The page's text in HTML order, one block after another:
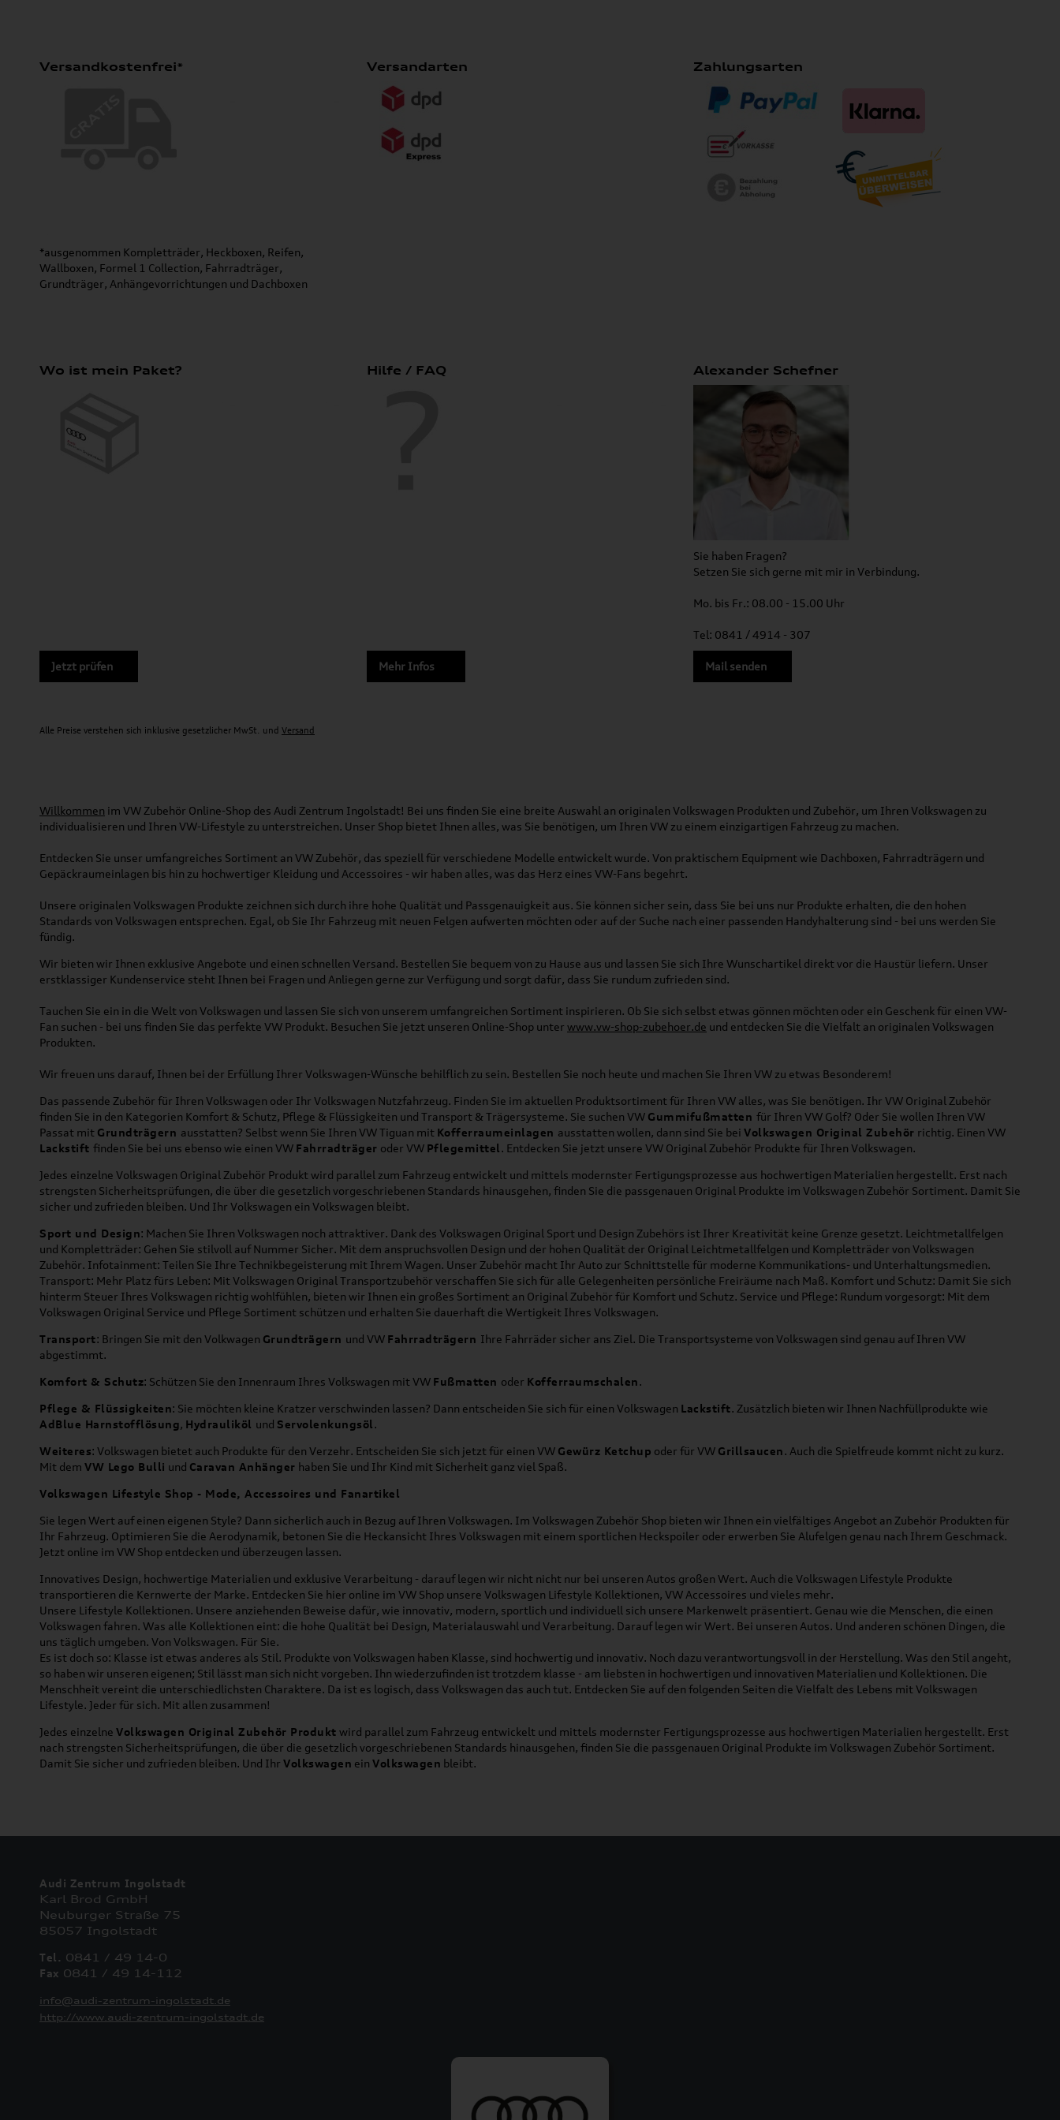
Versandkostenfrei*
*ausgenommen Kompletträder, Heckboxen, Reifen,
Wallboxen, Formel 1 Collection, Fahrradträger,
Grundträger, Anhängevorrichtungen und Dachboxen
Versandarten Zahlungsarten
Wo ist mein Paket?
Jetzt prüfen
Hilfe / FAQ
Mehr Infos
Alexander Schefner
Sie haben Fragen?
Setzen Sie sich gerne mit mir in Verbindung.
Mo. bis Fr.: 08.00 - 15.00 Uhr
Tel: 0841 / 4914 - 307
Mail senden
Alle Preise verstehen sich inklusive gesetzlicher MwSt. und Versand
Willkommen im VW Zubehör Online-Shop des Audi Zentrum Ingolstadt! Bei uns finden Sie eine breite Auswahl an originalen Volkswagen Produkten und Zubehör, um Ihren Volkswagen zu
individualisieren und Ihren VW-Lifestyle zu unterstreichen. Unser Shop bietet Ihnen alles, was Sie benötigen, um Ihren VW zu einem einzigartigen Fahrzeug zu machen.
Entdecken Sie unser umfangreiches Sortiment an VW Zubehör, das speziell für verschiedene Modelle entwickelt wurde. Von praktischem Equipment wie Dachboxen, Fahrradträgern und
Gepäckraumeinlagen bis hin zu hochwertiger Kleidung und Accessoires - wir haben alles, was das Herz eines VW-Fans begehrt.
Unsere originalen Volkswagen Produkte zeichnen sich durch ihre hohe Qualität und Passgenauigkeit aus. Sie können sicher sein, dass Sie bei uns nur Produkte erhalten, die den hohen
Standards von Volkswagen entsprechen. Egal, ob Sie Ihr Fahrzeug mit neuen Felgen aufwerten möchten oder auf der Suche nach einer passenden Handyhalterung sind - bei uns werden Sie
fündig.
Wir bieten wir Ihnen exklusive Angebote und einen schnellen Versand. Bestellen Sie bequem von zu Hause aus und lassen Sie sich Ihre Wunschartikel direkt vor die Haustür liefern. Unser
erstklassiger Kundenservice steht Ihnen bei Fragen und Anliegen gerne zur Verfügung und sorgt dafür, dass Sie rundum zufrieden sind.
Tauchen Sie ein in die Welt von Volkswagen und lassen Sie sich von unserem umfangreichen Sortiment inspirieren. Ob Sie sich selbst etwas gönnen möchten oder ein Geschenk für einen VW-
Fan suchen - bei uns finden Sie das perfekte VW Produkt. Besuchen Sie jetzt unseren Online-Shop unter www.vw-shop-zubehoer.de und entdecken Sie die Vielfalt an originalen Volkswagen
Produkten.
Wir freuen uns darauf, Ihnen bei der Erfüllung Ihrer Volkswagen-Wünsche behilflich zu sein. Bestellen Sie noch heute und machen Sie Ihren VW zu etwas Besonderem!
Das passende Zubehör für Ihren Volkswagen oder Ihr Volkswagen Nutzfahrzeug. Finden Sie im aktuellen Produktsortiment für Ihren VW alles, was Sie benötigen. Ihr VW Original Zubehör
finden Sie in den Kategorien Komfort & Schutz, Pflege & Flüssigkeiten und Transport & Trägersysteme. Sie suchen VW Gummifußmatten für Ihren VW Golf? Oder Sie wollen Ihren VW
Passat mit Grundträgern ausstatten? Selbst wenn Sie Ihren VW Tiguan mit Kofferraumeinlagen ausstatten wollen, dann sind Sie bei Volkswagen Original Zubehör richtig. Einen VW
Lackstift finden Sie bei uns ebenso wie einen VW Fahrradträger oder VW Pflegemittel. Entdecken Sie jetzt unsere VW Original Zubehör Produkte für Ihren Volkswagen.
Jedes einzelne Volkswagen Original Zubehör Produkt wird parallel zum Fahrzeug entwickelt und mittels modernster Fertigungsprozesse aus hochwertigen Materialien hergestellt. Erst nach
strengsten Sicherheitsprüfungen, die über die gesetzlich vorgeschriebenen Standards hinausgehen, finden Sie die passgenauen Original Produkte im Volkswagen Zubehör Sortiment. Damit Sie
sicher und zufrieden bleiben. Und Ihr Volkswagen ein Volkswagen bleibt.
Sport und Design: Machen Sie Ihren Volkswagen noch attraktiver. Dank des Volkswagen Original Sport und Design Zubehörs ist Ihrer Kreativität keine Grenze gesetzt. Leichtmetallfelgen
und Kompletträder: Gehen Sie stilvoll auf Nummer Sicher. Mit dem anspruchsvollen Design und der hohen Qualität der Original Leichtmetallfelgen und Kompletträder von Volkswagen
Zubehör. Infotainment: Teilen Sie Ihre Technikbegeisterung mit Ihrem Wagen. Unser Zubehör macht Ihr Auto zur Schnittstelle für moderne Kommunikations- und Unterhaltungsmedien.
Transport: Mehr Platz fürs Leben: Mit Volkswagen Original Transportzubehör verschaffen Sie sich für alle Gelegenheiten persönliche Freiräume nach Maß. Komfort und Schutz: Damit Sie sich
hinterm Steuer Ihres Volkswagen richtig wohlfühlen, bieten wir Ihnen ein großes Sortiment an Original Zubehör für Komfort und Schutz. Service und Pflege: Rundum vorgesorgt: Mit dem
Volkswagen Original Service und Pflege Sortiment schützen und erhalten Sie dauerhaft die Wertigkeit Ihres Volkswagen.
Transport: Bringen Sie mit den Volkwagen Grundträgern und VW Fahrradträgern Ihre Fahrräder sicher ans Ziel. Die Transportsysteme von Volkswagen sind genau auf Ihren VW
abgestimmt.
Komfort & Schutz: Schützen Sie den Innenraum Ihres Volkswagen mit VW Fußmatten oder Kofferraumschalen.
Pflege & Flüssigkeiten: Sie möchten kleine Kratzer verschwinden lassen? Dann entscheiden Sie sich für einen Volkswagen Lackstift. Zusätzlich bieten wir Ihnen Nachfüllprodukte wie
AdBlue Harnstofflösung, Hydrauliköl und Servolenkungsöl.
Weiteres: Volkswagen bietet auch Produkte für den Verzehr. Entscheiden Sie sich jetzt für einen VW Gewürz Ketchup oder für VW Grillsaucen. Auch die Spielfreude kommt nicht zu kurz.
Mit dem VW Lego Bulli und Caravan Anhänger haben Sie und Ihr Kind mit Sicherheit ganz viel Spaß.
Volkswagen Lifestyle Shop - Mode, Accessoires und Fanartikel
Sie legen Wert auf einen eigenen Style? Dann sicherlich auch in Bezug auf Ihren Volkswagen. Im Volkswagen Zubehör Shop bieten wir Ihnen ein vielfältiges Angebot an Zubehör Produkten für
Ihr Fahrzeug. Optimieren Sie die Aerodynamik, betonen Sie die Heckansicht Ihres Volkswagen mit einem sportlichen Heckspoiler oder erwerben Sie Alufelgen genau nach Ihrem Geschmack.
Jetzt online im VW Shop entdecken und überzeugen lassen.
Innovatives Design, hochwertige Materialien und exklusive Verarbeitung - darauf legen wir nicht nicht nur bei unseren Autos großen Wert. Auch die Volkswagen Lifestyle Produkte
transportieren die Kernwerte der Marke. Entdecken Sie hier online im VW Shop unsere Volkswagen Lifestyle Kollektionen, VW Accessoires und vieles mehr.
Unsere Lifestyle Kollektionen. Unsere anziehenden Beweise dafür, wie innovativ, modern, sportlich und individuell sich unsere Markenwelt präsentiert. Genau wie die Menschen, die einen
Volkswagen fahren. Was alle Kollektionen eint: die hohe Qualität bei Design, Materialauswahl und Verarbeitung. Darauf legen wir Wert. Bei unseren Autos. Und anderen schönen Dingen, die
uns täglich umgeben. Von Volkswagen. Für Sie.
Es ist doch so: Klasse ist etwas anderes als Stil. Produkte von Volkswagen haben Klasse, sind hochwertig und innovativ. Noch dazu verantwortungsvoll in der Herstellung. Was den Stil angeht,
so haben wir unseren eigenen; Stil lässt man sich nicht vorgeben. Ihn wiederzufinden ist trotzdem klasse - am liebsten in hochwertigen und innovativen Materialien und Kollektionen. Die
Menschheit vereint die unterschiedlichsten Charaktere. Da ist es logisch, dass Volkswagen das auch tut. Entdecken Sie auf den folgenden Seiten die Vielfalt des Lebens mit Volkswagen
Lifestyle. Jeder für sich. Mit allen zusammen!
Jedes einzelne Volkswagen Original Zubehör Produkt wird parallel zum Fahrzeug entwickelt und mittels modernster Fertigungsprozesse aus hochwertigen Materialien hergestellt. Erst
nach strengsten Sicherheitsprüfungen, die über die gesetzlich vorgeschriebenen Standards hinausgehen, finden Sie die passgenauen Original Produkte im Volkswagen Zubehör Sortiment.
Damit Sie sicher und zufrieden bleiben. Und Ihr Volkswagen ein Volkswagen bleibt.
Audi Zentrum Ingolstadt
Karl Brod GmbH
Neuburger Straße 75
85057 Ingolstadt
Tel. 0841 / 49 14-0
Fax 0841 / 49 14-112
info@audi-zentrum-ingolstadt.de
http://www.audi-zentrum-ingolstadt.de